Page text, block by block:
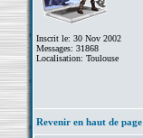
Inscrit le: 30 Nov 2002
Messages: 31868
Localisation: Toulouse
Revenir en haut de page